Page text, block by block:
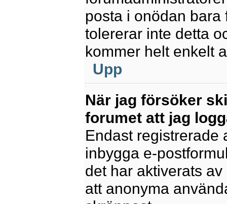
posta i onödan bara
tolererar inte detta
kommer helt enkelt
Upp
När jag försöker
forumet att jag
Endast registrerade
inbygga e-
det har aktiverats
att anonyma